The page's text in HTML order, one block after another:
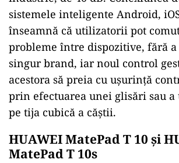
sistemele inteligente Android,
înseamnă că utilizatorii pot
probleme între dispozitive, fără
singur brand, iar noul control
acestora să preia cu ușurință
prin efectuarea unei glisări sau
pe tija cubică a căștii.
HUAWEI MatePad T 10 și
MatePad T 10s